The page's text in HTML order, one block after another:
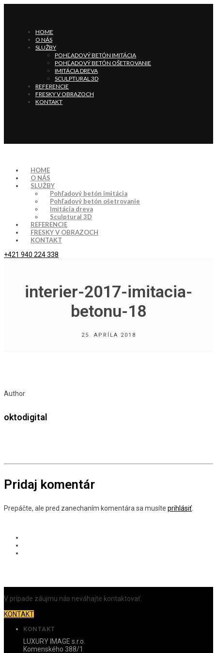
HOME
O NÁS
SLUŽBY
POHĽADOVÝ BETÓN IMITÁCIA
POHĽADOVÝ BETÓN OŠETROVANIE
IMITÁCIA DREVA
SCULPTURAL 3D
REFERENCIE
FRESKY V OBRAZOCH
KONTAKT
HOME
O NÁS
SLUŽBY
Pohľadový betón imitácia
Pohľadový betón ošetrovanie
Imitácia dreva
Sculptural 3D
REFERENCIE
FRESKY V OBRAZOCH
KONTAKT
+421 940 224 338
interier-2017-imitacia-
betonu-18
25. APRÍLA 2018
Author
oktodigital
Pridaj komentár
Prepáčte, ale pred zanechaním komentára sa musíte prihlásiť
V prípade záujmu nás neváhajte kontaktovať.
KONTAKT
KONTAKT
LUXURY IMAGE s.r.o.
Komenského 388/1